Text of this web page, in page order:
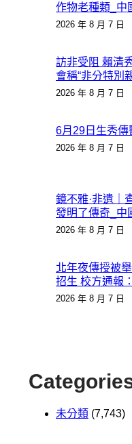
作物老種類_中
2026 年 8 月 7 日
訪非受阻 賴清
會稱“非分特別
2026 年 8 月 7 日
6月29日生秀傳
2026 年 8 月 7 日
鏡不雅·非遺｜
發明了傳奇_中
2026 年 8 月 7 日
北年夜傳授被
招生 校方通報
2026 年 8 月 7 日
未分類 (7,743)